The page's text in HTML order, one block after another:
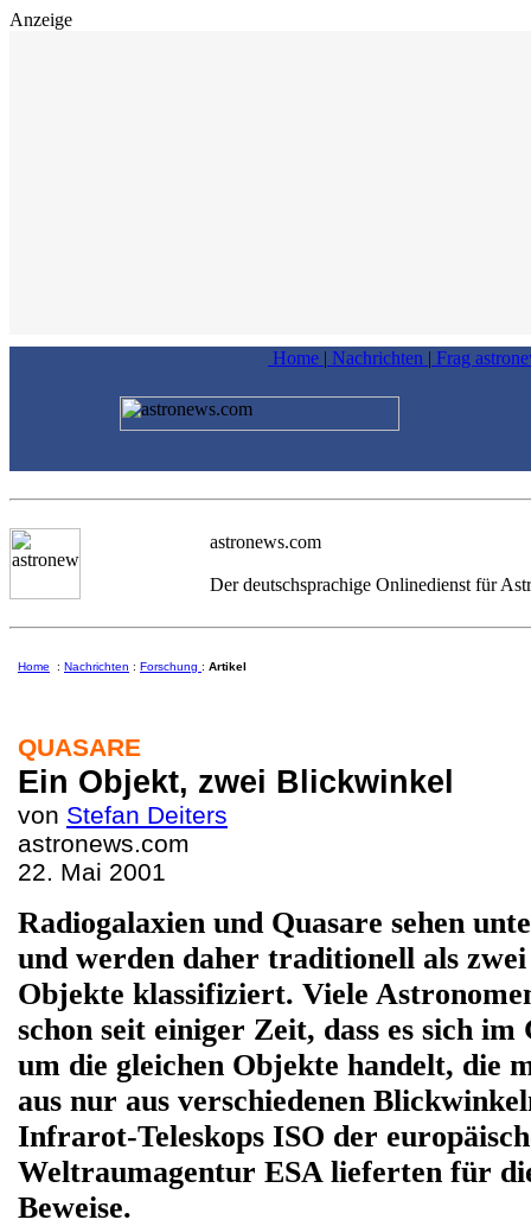
Anzeige
Home | Nachrichten | Frag
astronews.com
Der deutschsprachige Onlinedienst für
Home : Nachrichten : Forschung : Artikel
QUASARE
Ein Objekt, zwei Blickwinkel
von Stefan Deiters
astronews.com
22. Mai 2001
Radiogalaxien und Quasare sehen
und werden daher traditionell als
Objekte klassifiziert. Viele
schon seit einiger Zeit, dass es sich im
um die gleichen Objekte handelt, die
aus nur aus verschiedenen
Infrarot-Teleskops ISO der
Weltraumagentur ESA lieferten für
Beweise.